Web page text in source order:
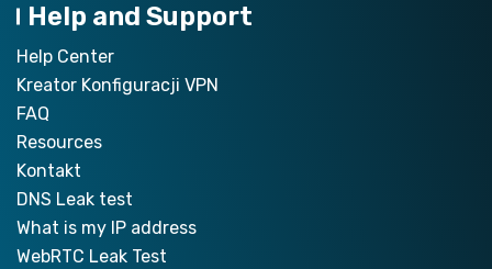
Help and Support
Help Center
Kreator Konfiguracji VPN
FAQ
Resources
Kontakt
DNS Leak test
What is my IP address
WebRTC Leak Test